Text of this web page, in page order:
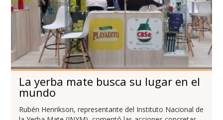
La yerba mate busca su lugar en el
mundo
Rubén Henrikson, representante del Instituto Nacional de